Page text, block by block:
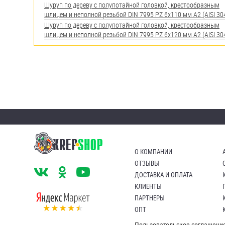
Шуруп по дереву с полупотайной головкой, крестообразным
шлицем и неполной резьбой DIN 7995 PZ 6х110 мм А2 (AISI
Шуруп по дереву с полупотайной головкой, крестообразным
шлицем и неполной резьбой DIN 7995 PZ 6х120 мм А2 (AISI
О КОМПАНИИ
ОТЗЫВЫ
ДОСТАВКА И ОПЛАТА
КЛИЕНТЫ
ПАРТНЕРЫ
ОПТ